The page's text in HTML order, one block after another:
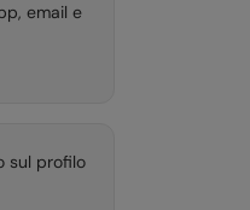
email e
sul profilo